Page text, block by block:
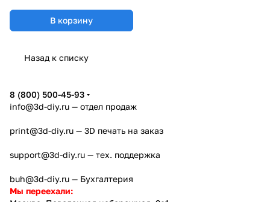
В корзину
Назад к списку
8 (800) 500-45-93
info@3d-diy.ru — отдел продаж
print@3d-diy.ru — 3D печать на заказ
support@3d-diy.ru — тех. поддержка
buh@3d-diy.ru — Бухгалтерия
Мы переехали: